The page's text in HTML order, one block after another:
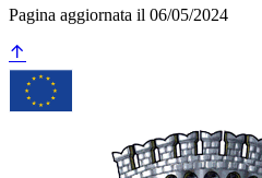
Pagina aggiornata il 06/05/2024